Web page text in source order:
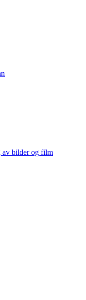
av bilder og film